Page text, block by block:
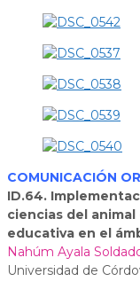
COMUNICACIÓN
ID.64.
ciencias del
educativa en el
Nahúm Ayala
Universidad de